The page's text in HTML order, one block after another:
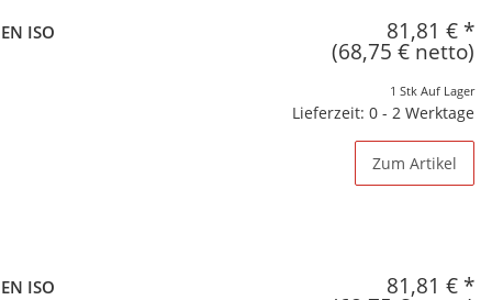
ISO 81,81 € *
(68,75 € netto)
1 Stk Auf Lager
Lieferzeit: 0 - 2 Werktage
Zum Artikel
ISO 81,81 € *